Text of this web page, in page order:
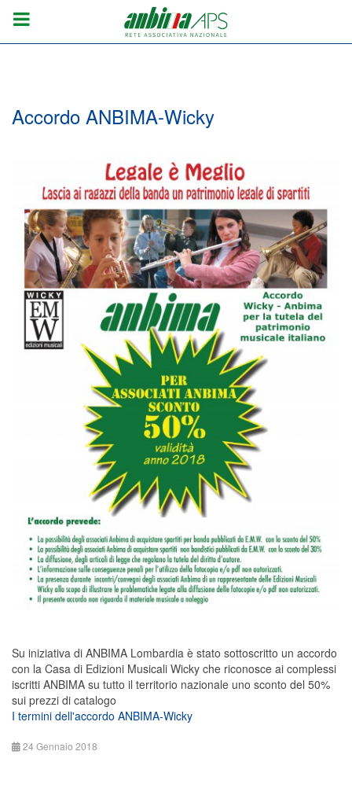
Accordo ANBIMA-Wicky
Su iniziativa di ANBIMA Lombardia è stato sottoscritto un accordo
con la Casa di Edizioni Musicali Wicky che riconosce ai complessi
iscritti ANBIMA su tutto il territorio nazionale uno sconto del 50%
sui prezzi di catalogo
I termini dell'accordo ANBIMA-Wicky
24 Gennaio 2018